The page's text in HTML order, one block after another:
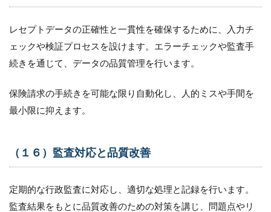
レセプトデータの正確性と一貫性を確保するために、入力チ
ェックや検証プロセスを設けます。エラーチェックや監査手
続きを通じて、データの品質管理を行います。
保険請求の手続きを可能な限り自動化し、人的ミスや手間を
最小限に抑えます。
（１６）監査対応と品質改善
定期的な行政監査に対応し、適切な処理と記録を行います。
監査結果をもとに品質改善のための対策を講じ、問題点やリ